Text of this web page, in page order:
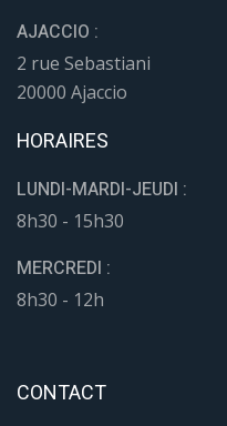
AJACCIO :
2 rue Sebastiani
20000 Ajaccio
HORAIRES
LUNDI-MARDI-JEUDI :
8h30 - 15h30
MERCREDI :
8h30 - 12h
CONTACT